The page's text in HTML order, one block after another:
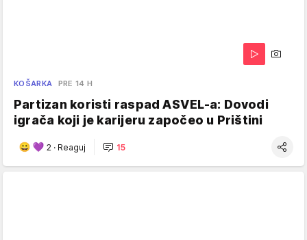
KOŠARKA PRE 14 H
Partizan koristi raspad ASVEL-a: Dovodi
igrača koji je karijeru započeo u Prištini
2 · Reaguj 15